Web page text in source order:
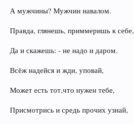
А мужчины? Мужчин навалом.
Правда, глянешь, приммеришь к себе,
Да и скажешь: - не надо и даром.
Всёж надейся и жди, уповай,
Может есть тот,что нужен тебе,
Присмотрись и средь прочих узнай,